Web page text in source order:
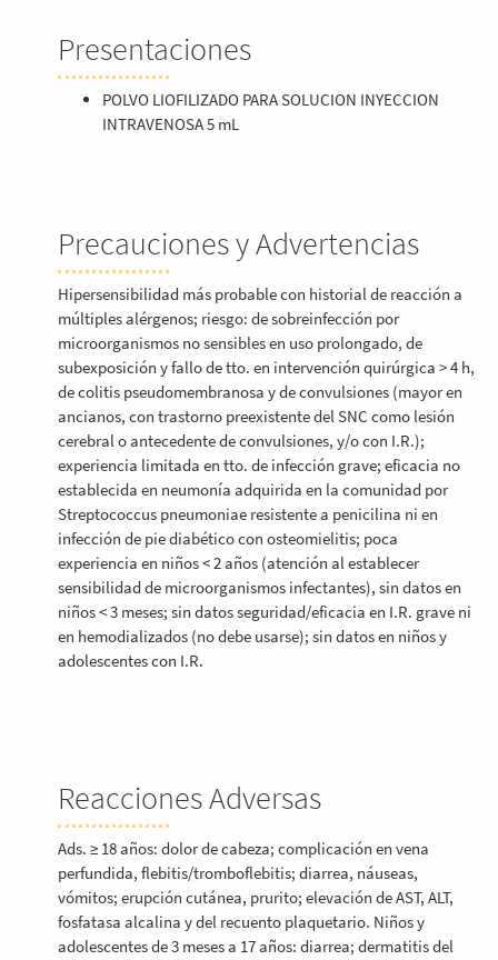
Presentaciones
POLVO LIOFILIZADO PARA SOLUCION INYECCION
INTRAVENOSA 5 mL
Precauciones y Advertencias
Hipersensibilidad más probable con historial de reacción a
múltiples alérgenos; riesgo: de sobreinfección por
microorganismos no sensibles en uso prolongado, de
subexposición y fallo de tto. en intervención quirúrgica > 4 h,
de colitis pseudomembranosa y de convulsiones (mayor en
ancianos, con trastorno preexistente del SNC como lesión
cerebral o antecedente de convulsiones, y/o con I.R.);
experiencia limitada en tto. de infección grave; eficacia no
establecida en neumonía adquirida en la comunidad por
Streptococcus pneumoniae resistente a penicilina ni en
infección de pie diabético con osteomielitis; poca
experiencia en niños < 2 años (atención al establecer
sensibilidad de microorganismos infectantes), sin datos en
niños < 3 meses; sin datos seguridad/eficacia en I.R. grave ni
en hemodializados (no debe usarse); sin datos en niños y
adolescentes con I.R.
Reacciones Adversas
Ads. ≥ 18 años: dolor de cabeza; complicación en vena
perfundida, flebitis/tromboflebitis; diarrea, náuseas,
vómitos; erupción cutánea, prurito; elevación de AST, ALT,
fosfatasa alcalina y del recuento plaquetario. Niños y
adolescentes de 3 meses a 17 años: diarrea; dermatitis del